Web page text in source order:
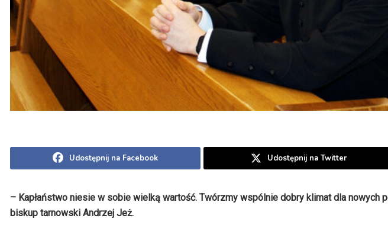
Udostępnij na Facebook Udostępnij na Twitter
– Kapłaństwo niesie w sobie wielką wartość. Twórzmy wspólnie dobry klimat dla nowych
biskup tarnowski Andrzej Jeż.